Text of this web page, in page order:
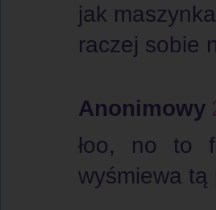
jak
raczej sobie
Anonimowy
łoo, no to
wyśmiewa